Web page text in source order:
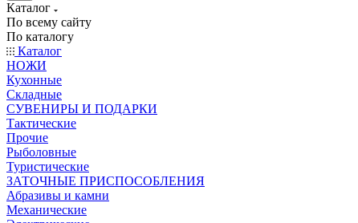
Каталог
По всему сайту
По каталогу
Каталог
НОЖИ
Кухонные
Складные
СУВЕНИРЫ И ПОДАРКИ
Тактические
Прочие
Рыболовные
Туристические
ЗАТОЧНЫЕ ПРИСПОСОБЛЕНИЯ
Абразивы и камни
Механические